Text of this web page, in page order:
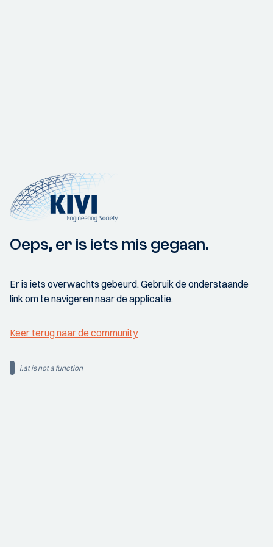
Oeps, er is iets mis gegaan.
Er is iets overwachts gebeurd. Gebruik de onderstaande
link om te navigeren naar de applicatie.
Keer terug naar de community
i.at is not a function